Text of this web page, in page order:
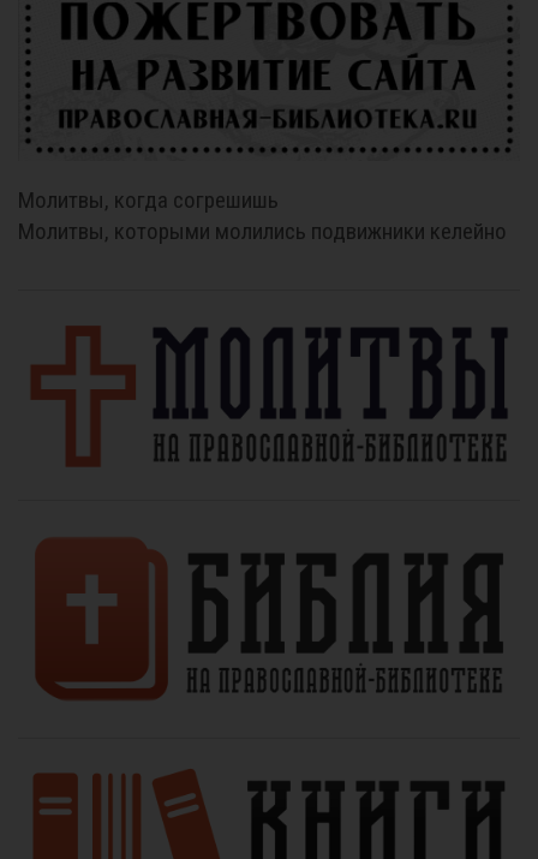
Молитвы, когда согрешишь
Молитвы, которыми молились подвижники келейно